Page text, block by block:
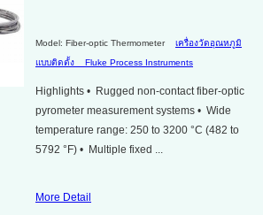
Model: Fiber-optic Thermometer
เครื่องวัดอุณหภูมิ
แบบติดตั้ง Fluke Process Instruments
Highlights • Rugged non-contact fiber-optic
pyrometer measurement systems • Wide
temperature range: 250 to 3200 °C (482 to
5792 °F) • Multiple fixed ...
More Detail